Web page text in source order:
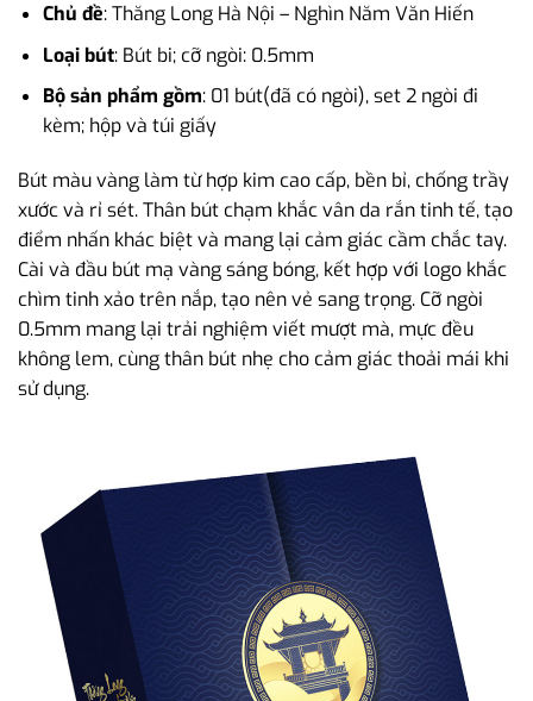
Chủ đề: Thăng Long Hà Nội – Nghìn Năm Văn Hiến
Loại bút: Bút bi; cỡ ngòi: 0.5mm
Bộ sản phẩm gồm: 01 bút(đã có ngòi), set 2 ngòi đi
kèm; hộp và túi giấy
Bút màu vàng làm từ hợp kim cao cấp, bền bỉ, chống trầy
xước và rỉ sét. Thân bút chạm khắc vân da rắn tinh tế, tạo
điểm nhấn khác biệt và mang lại cảm giác cầm chắc tay.
Cài và đầu bút mạ vàng sáng bóng, kết hợp với logo khắc
chìm tinh xảo trên nắp, tạo nên vẻ sang trọng. Cỡ ngòi
0.5mm mang lại trải nghiệm viết mượt mà, mực đều
không lem, cùng thân bút nhẹ cho cảm giác thoải mái khi
sử dụng.